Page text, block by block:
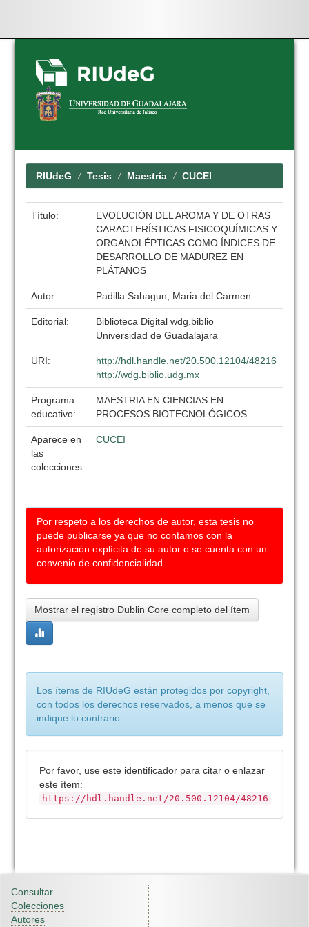
Skip
navigation
RIUdeG Tesis Maestría CUCEI
Título:
EVOLUCIÓN DEL AROMA Y DE OTRAS
CARACTERÍSTICAS FISICOQUÍMICAS Y
ORGANOLÉPTICAS COMO ÍNDICES DE
DESARROLLO DE MADUREZ EN
PLÁTANOS
Autor: Padilla Sahagun, Maria del Carmen
Editorial:
Biblioteca Digital wdg.biblio
Universidad de Guadalajara
URI:
http://hdl.handle.net/20.500.12104/48216
http://wdg.biblio.udg.mx
Programa
educativo:
MAESTRIA EN CIENCIAS EN
PROCESOS BIOTECNOLÓGICOS
Aparece en
las
colecciones:
CUCEI
Por respeto a los derechos de autor, esta tesis no
puede publicarse ya que no contamos con la
autorización explícita de su autor o se cuenta con un
convenio de confidencialidad
Mostrar el registro Dublin Core completo del ítem
Los ítems de RIUdeG están protegidos por copyright,
con todos los derechos reservados, a menos que se
indique lo contrario.
Por favor, use este identificador para citar o enlazar
este ítem:
https://hdl.handle.net/20.500.12104/48216
Consultar
Colecciones
Autores